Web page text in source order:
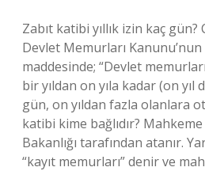
Zabıt katibi yıllık izin kaç gün?
Devlet Memurları
maddesinde; “Devlet
bir yıldan on yıla kadar (on
gün, on yıldan fazla olanlara
katibi kime bağlıdır?
Bakanlığı tarafından atanır.
“kayıt memurları” denir ve